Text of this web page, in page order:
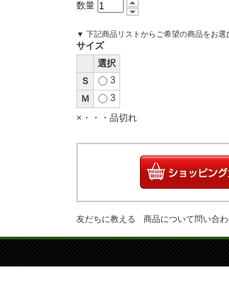
数量
▼ 下記商品リストからご希望の商品をお選
サイズ
選択
Ｓ
3
Ｍ
3
×・・・品切れ
友だちに教える 商品について問い合